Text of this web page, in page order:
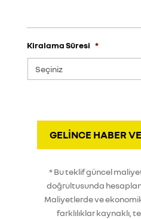
Kiralama Süresi *
GELINCE HABER
* Bu teklif güncel
doğrultusunda
Maliyetlerde ve
farklılıklar kaynaklı,